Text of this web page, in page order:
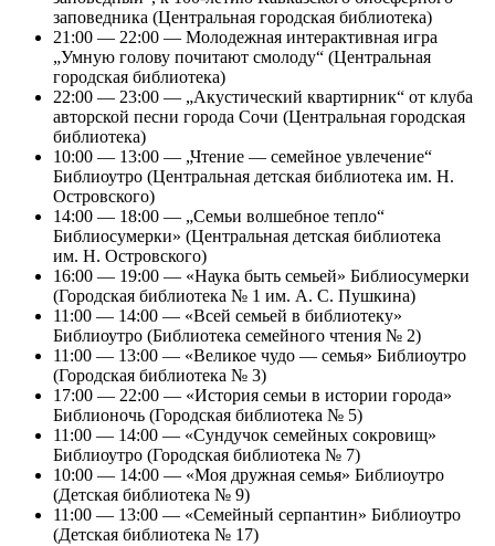
заповедника (Центральная городская библиотека)
21:00 — 22:00 — Молодежная интерактивная игра
„Умную голову почитают смолоду“ (Центральная
городская библиотека)
22:00 — 23:00 — „Акустический квартирник“ от клуба
авторской песни города Сочи (Центральная городская
библиотека)
10:00 — 13:00 — „Чтение — семейное увлечение“
Библиоутро (Центральная детская библиотека им. Н.
Островского)
14:00 — 18:00 — „Семьи волшебное тепло“
Библиосумерки» (Центральная детская библиотека
им. Н. Островского)
16:00 — 19:00 — «Наука быть семьей» Библиосумерки
(Городская библиотека № 1 им. А. С. Пушкина)
11:00 — 14:00 — «Всей семьей в библиотеку»
Библиоутро (Библиотека семейного чтения № 2)
11:00 — 13:00 — «Великое чудо — семья» Библиоутро
(Городская библиотека № 3)
17:00 — 22:00 — «История семьи в истории города»
Библионочь (Городская библиотека № 5)
11:00 — 14:00 — «Сундучок семейных сокровищ»
Библиоутро (Городская библиотека № 7)
10:00 — 14:00 — «Моя дружная семья» Библиоутро
(Детская библиотека № 9)
11:00 — 13:00 — «Семейный серпантин» Библиоутро
(Детская библиотека № 17)